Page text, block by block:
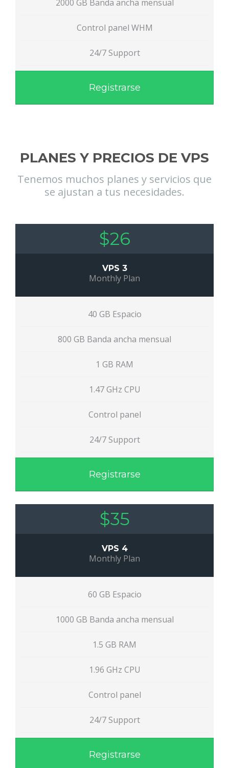
2000 GB Banda ancha mensual
Control panel WHM
24/7 Support
Registrarse
PLANES Y PRECIOS DE VPS
Tenemos muchos planes y servicios que
se ajustan a tus necesidades.
$26
VPS 3
Monthly Plan
40 GB Espacio
800 GB Banda ancha mensual
1 GB RAM
1.47 GHz CPU
Control panel
24/7 Support
Registrarse
$35
VPS 4
Monthly Plan
60 GB Espacio
1000 GB Banda ancha mensual
1.5 GB RAM
1.96 GHz CPU
Control panel
24/7 Support
Registrarse